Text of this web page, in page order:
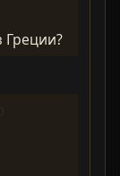
Греции?